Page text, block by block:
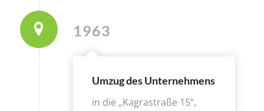
1963
Umzug des Unternehmens
in die „Kagrastraße 15“,